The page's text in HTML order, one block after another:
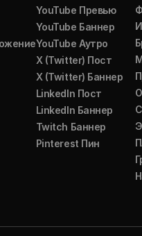
YouTube Превью
YouTube Баннер
YouTube Аутро
X (Twitter) Пост
X (Twitter) Баннер
LinkedIn Пост
LinkedIn Баннер
Twitch Баннер
Pinterest Пин